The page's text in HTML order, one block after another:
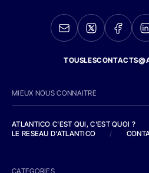
MIEUX NOUS CONNAITRE
ATLANTICO C'EST QUI, C'EST QUOI ?
LE RESEAU D'ATLANTICO
/
CATEGORIES